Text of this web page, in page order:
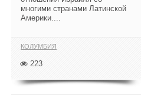
многими странами Латинской
Америки....
КОЛУМБИЯ
223